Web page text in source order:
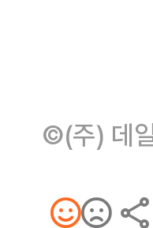
©(주) 데